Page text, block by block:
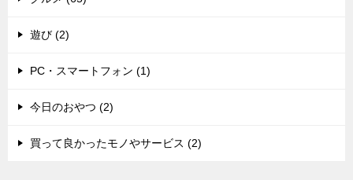
遊び (2)
PC・スマートフォン (1)
今日のおやつ (2)
買って良かったモノやサービス (2)